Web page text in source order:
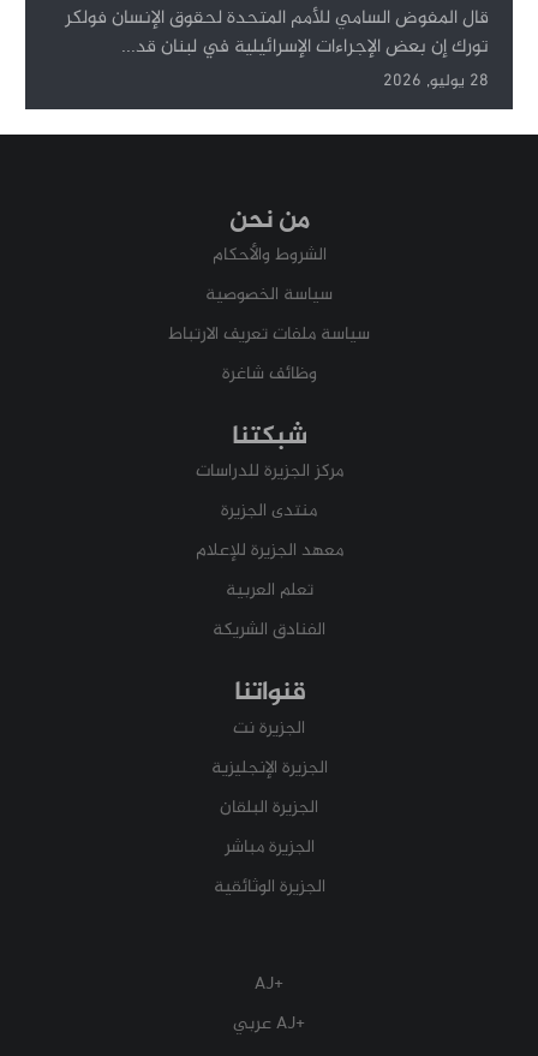
قال المفوض السامي للأمم المتحدة لحقوق الإنسان فولكر
تورك إن بعض الإجراءات الإسرائيلية في لبنان قد...
28 يوليو, 2026
من نحن
الشروط والأحكام
سياسة الخصوصية
سياسة ملفات تعريف الارتباط
وظائف شاغرة
شبكتنا
مركز الجزيرة للدراسات
منتدى الجزيرة
معهد الجزيرة للإعلام
تعلم العربية
الفنادق الشريكة
قنواتنا
الجزيرة نت
الجزيرة الإنجليزية
الجزيرة البلقان
الجزيرة مباشر
الجزيرة الوثائقية
+AJ
+AJ عربي